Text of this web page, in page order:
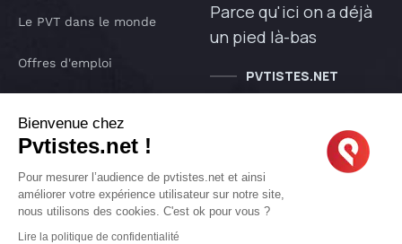
Le PVT dans le monde
Offres d'emploi
IA pvtistes
Parce qu'ici on a déjà
un pied là-bas
PVTISTES.NET
Copyright © 2005-2026 pvtistes.net
Bienvenue chez
Pvtistes.net !
Pour mesurer l’audience de pvtistes.net et ainsi
améliorer votre expérience utilisateur sur notre site,
nous utilisons des cookies. C'est ok pour vous ?
Lire la politique de confidentialité